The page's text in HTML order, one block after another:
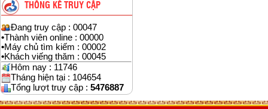
THỐNG KÊ TRUY CẬP
Đang truy cập : 00047
•Thành viên online : 00000
•Máy chủ tìm kiếm : 00002
•Khách viếng thăm : 00045
Hôm nay : 11746
Tháng hiện tại : 104654
Tổng lượt truy cập : 5476887